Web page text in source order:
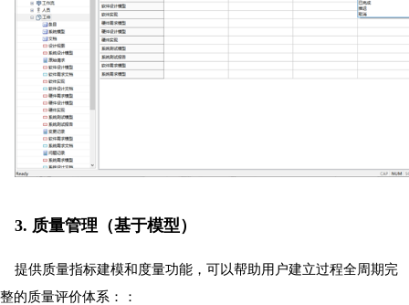
3. 质量管理（基于模型）
提供质量指标建模和度量功能，可以帮助用户建立过程全周期完
整的质量评价体系：：